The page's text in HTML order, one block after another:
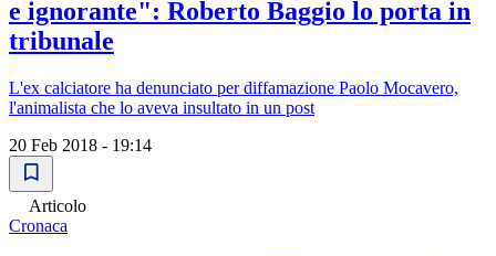
e ignorante": Roberto Baggio lo porta in
tribunale
L'ex calciatore ha denunciato per diffamazione Paolo Mocavero,
l'animalista che lo aveva insultato in un post
20 Feb 2018 - 19:14
Articolo
Cronaca